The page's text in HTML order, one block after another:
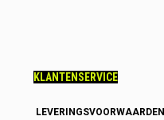
KLANTENSERVICE
LEVERINGSVOORWAARDEN